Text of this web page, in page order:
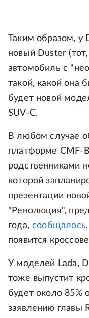
Таким образом, у
новый Duster
автомобиль с
такой, какой она
будет новой
SUV-C.
В любом случае
платформе CMF-
родственниками
которой
презентации
"Ренолюция",
года,сообщалось
появится
У моделей Lada,
тоже выпустит
будет около 85%
заявлению главы